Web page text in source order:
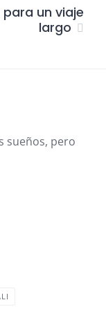
un viaje
largo
sueños, pero